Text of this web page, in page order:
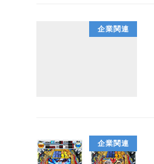
企業関連
企業関連